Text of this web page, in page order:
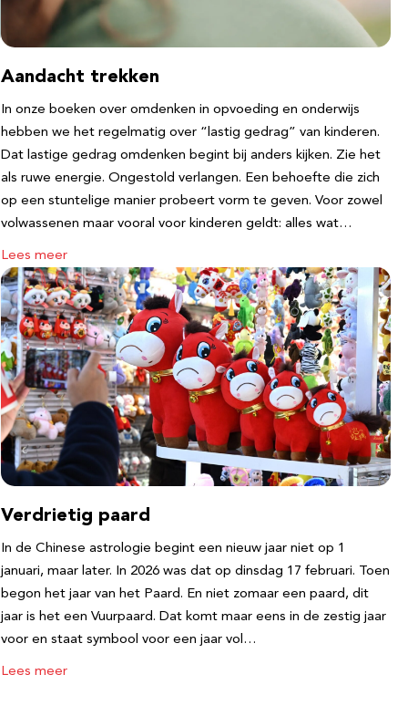
Aandacht trekken
In onze boeken over omdenken in opvoeding en onderwijs
hebben we het regelmatig over “lastig gedrag” van kinderen.
Dat lastige gedrag omdenken begint bij anders kijken. Zie het
als ruwe energie. Ongestold verlangen. Een behoefte die zich
op een stuntelige manier probeert vorm te geven. Voor zowel
volwassenen maar vooral voor kinderen geldt: alles wat…
Lees meer
Verdrietig paard
In de Chinese astrologie begint een nieuw jaar niet op 1
januari, maar later. In 2026 was dat op dinsdag 17 februari. Toen
begon het jaar van het Paard. En niet zomaar een paard, dit
jaar is het een Vuurpaard. Dat komt maar eens in de zestig jaar
voor en staat symbool voor een jaar vol…
Lees meer